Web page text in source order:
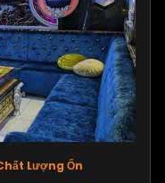
Lượng Ổn